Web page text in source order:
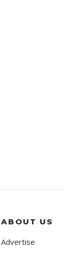
ABOUT US
Advertise